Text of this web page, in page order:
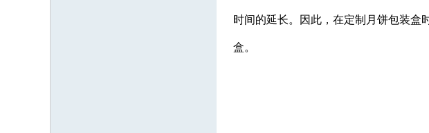
时间的延长。因此，在定制月饼包装盒
盒。